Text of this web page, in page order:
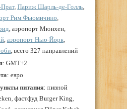
, Париж Шарль-де-Голль,
Рим Фьюмичино
, аэропорт Мюнхен,
, аэропорт Нью-Йорк,
, всего 327 направлений
: GMT+2
: евро
питания: пивной
фастфуд Burger King,